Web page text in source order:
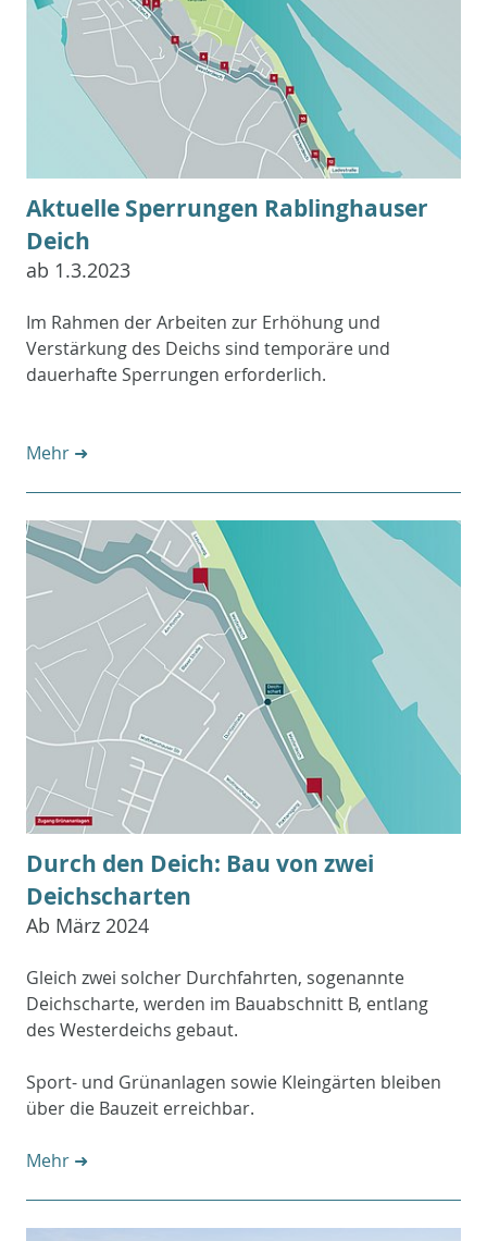
Aktuelle Sperrungen Rablinghauser
Deich
ab 1.3.2023
Im Rahmen der Arbeiten zur Erhöhung und
Verstärkung des Deichs sind temporäre und
dauerhafte Sperrungen erforderlich.
Mehr ➜
Durch den Deich: Bau von zwei
Deichscharten
Ab März 2024
Gleich zwei solcher Durchfahrten, sogenannte
Deichscharte, werden im Bauabschnitt B, entlang
des Westerdeichs gebaut.
Sport- und Grünanlagen sowie Kleingärten bleiben
über die Bauzeit erreichbar.
Mehr ➜